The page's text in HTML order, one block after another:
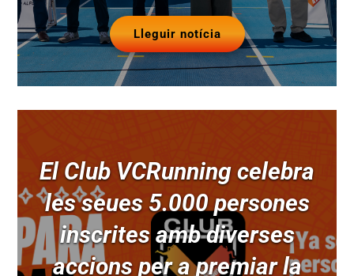
Lleguir notícia
El Club VCRunning celebra
les seues 5.000 persones
inscrites amb diverses
accions per a premiar la